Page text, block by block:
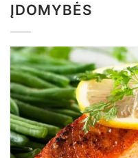
ĮDOMYBĖS